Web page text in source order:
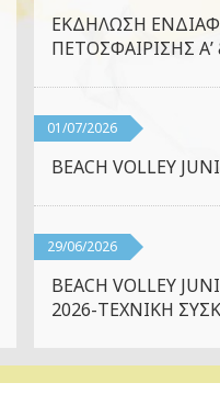
ΕΚΔΗΛΩΣΗ
ΠΕΤΟΣΦΑΙΡΙΣΗΣ Α’
01/07/2026
BEACH VOLLEY
29/06/2026
BEACH VOLLEY
2026-ΤΕΧΝΙΚΗ